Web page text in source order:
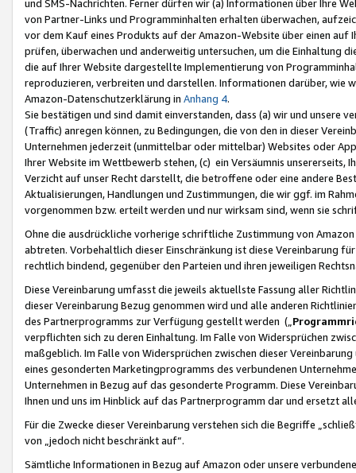
und SMS-Nachrichten. Ferner dürfen wir (a) Informationen über Ihre
von Partner-Links und Programminhalten erhalten überwachen,
vor dem Kauf eines Produkts auf der Amazon-Website über einen
prüfen, überwachen und anderweitig untersuchen, um die Einhaltung
die auf Ihrer Website dargestellte Implementierung von
reproduzieren, verbreiten und darstellen. Informationen darüber, wie
Amazon-Datenschutzerklärung in Anhang 4.
Sie bestätigen und sind damit einverstanden, dass (a) wir und
(Traffic) anregen können, zu Bedingungen, die von den in dieser
Unternehmen jederzeit (unmittelbar oder mittelbar) Websites oder
Ihrer Website im Wettbewerb stehen, (c) ein Versäumnis unsererseits,
Verzicht auf unser Recht darstellt, die betroffene oder eine andere
Aktualisierungen, Handlungen und Zustimmungen, die wir ggf. im
vorgenommen bzw. erteilt werden und nur wirksam sind, wenn sie
Ohne die ausdrückliche vorherige schriftliche Zustimmung von
abtreten. Vorbehaltlich dieser Einschränkung ist diese Vereinbarung
rechtlich bindend, gegenüber den Parteien und ihren jeweiligen
Diese Vereinbarung umfasst die jeweils aktuellste Fassung aller
dieser Vereinbarung Bezug genommen wird und alle anderen
des Partnerprogramms zur Verfügung gestellt werden („
verpflichten sich zu deren Einhaltung. Im Falle von Widersprüchen
maßgeblich. Im Falle von Widersprüchen zwischen dieser
eines gesonderten Marketingprogramms des verbundenen
Unternehmen in Bezug auf das gesonderte Programm. Diese
Ihnen und uns im Hinblick auf das Partnerprogramm dar und ersetzt
Für die Zwecke dieser Vereinbarung verstehen sich die Begriffe
von „jedoch nicht beschränkt auf“.
Sämtliche Informationen in Bezug auf Amazon oder unsere